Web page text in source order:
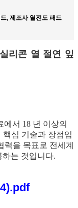
, 제조사 열전도 패드
리콘 열 절연 잎
서 18 년 이상의
핵심 기술과 장점입
력을 목표로 전세계
는 것입니다.